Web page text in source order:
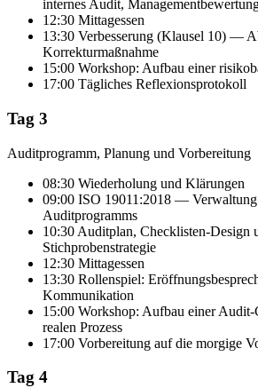
internes Audit,
12:30 Mittagessen
13:30 Verbesserung (Klausel 10) —
Korrekturmaßnahme
15:00 Workshop: Aufbau einer
17:00 Tägliches Reflexionsprotokoll
Tag 3
Auditprogramm, Planung und Vorbereitung
08:30 Wiederholung und Klärungen
09:00 ISO 19011:2018 — Verwaltung
Auditprogramms
10:30 Auditplan, Checklisten-Design
Stichprobenstrategie
12:30 Mittagessen
13:30 Rollenspiel:
Kommunikation
15:00 Workshop: Aufbau einer Audit-
realen Prozess
17:00 Vorbereitung auf die morgige
Tag 4